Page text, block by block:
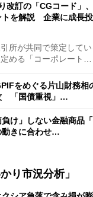
改訂の「CGコード」
トを解説 企業に成長
所が共同で策定して
める「コーポレート…
をめぐる片山財務相
「国債重視」…
け」しない金融商品
きに合わせ…
り市況分析」